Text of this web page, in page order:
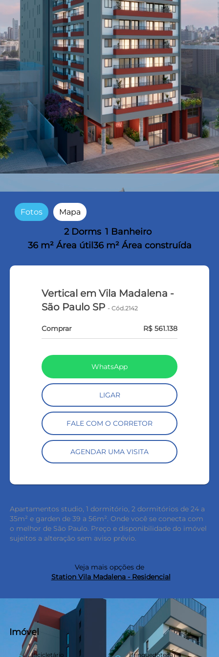
Fotos Mapa
2 Dorms 1 Banheiro
36 m² Área útil36 m² Área construída
Vertical em Vila Madalena -
São Paulo SP- Cód.2142
Comprar R$ 561.138
WhatsApp
LIGAR
FALE COM O CORRETOR
AGENDAR UMA VISITA
Apartamentos studio, 1 dormitório, 2 dormitórios de 24 a
35m² e garden de 39 a 56m². Onde você se conecta com
o melhor de São Paulo. Preço e disponibilidade do imóvel
sujeitos a alteração sem aviso prévio.
Veja mais opções de
Station Vila Madalena - Residencial
Imóvel
Bicicletário Brinquedoteca